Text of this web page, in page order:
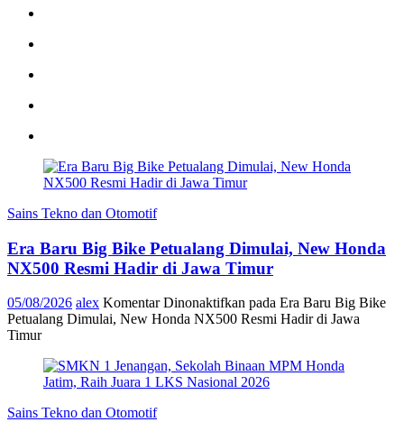
Sains Tekno dan Otomotif
Era Baru Big Bike Petualang Dimulai, New Honda
NX500 Resmi Hadir di Jawa Timur
05/08/2026 alex Komentar Dinonaktifkan pada Era Baru Big Bike
Petualang Dimulai, New Honda NX500 Resmi Hadir di Jawa
Timur
Sains Tekno dan Otomotif